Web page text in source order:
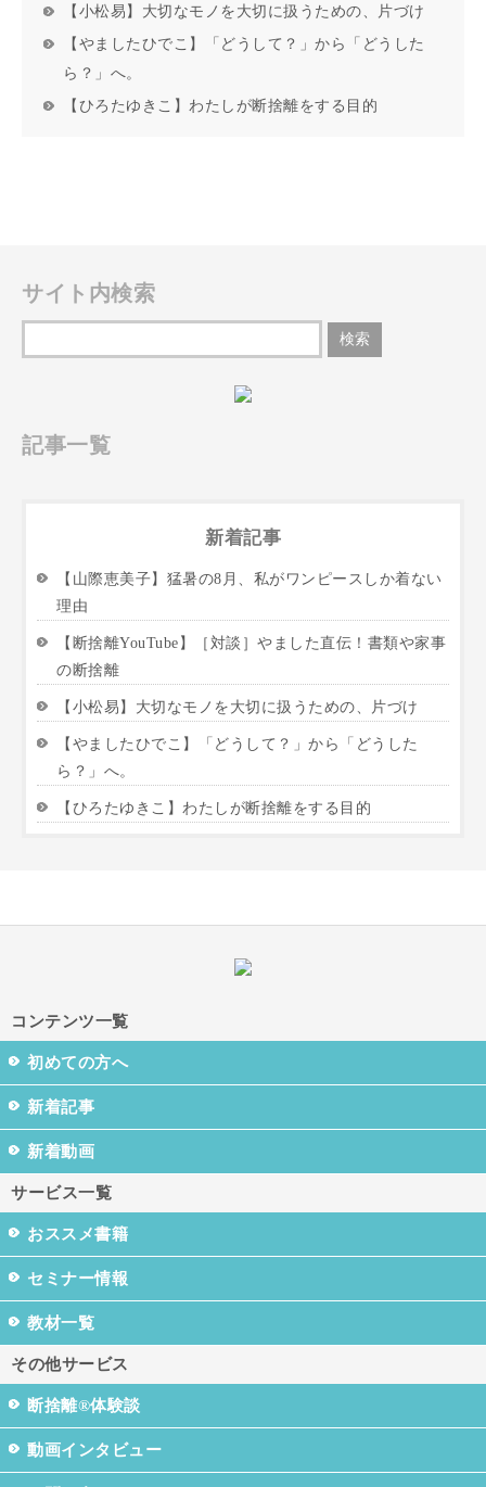
【小松易】大切なモノを大切に扱うための、片づけ
【やましたひでこ】「どうして？」から「どうした
ら？」へ。
【ひろたゆきこ】わたしが断捨離をする目的
サイト内検索
記事一覧
新着記事
【山際恵美子】猛暑の8月、私がワンピースしか着ない
理由
【断捨離YouTube】［対談］やました直伝！書類や家事
の断捨離
【小松易】大切なモノを大切に扱うための、片づけ
【やましたひでこ】「どうして？」から「どうした
ら？」へ。
【ひろたゆきこ】わたしが断捨離をする目的
コンテンツ一覧
初めての方へ
新着記事
新着動画
サービス一覧
おススメ書籍
セミナー情報
教材一覧
その他サービス
断捨離®体験談
動画インタビュー